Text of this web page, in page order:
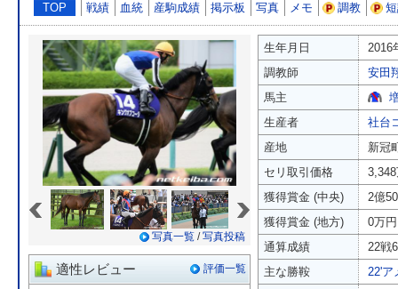
TOP 戦績 血統 産駒成績 掲示板 写真 メモ 調教
写真一覧 /写真投稿
適性レビュー 評価一覧
生年月日
2016
調教師
安田
馬主
生産者
社台
産地
新冠
セリ取引価格
獲得賞金 (中央)
2億
獲得賞金 (地方)
0万円
通算成績
22戦
主な勝鞍
22'ア